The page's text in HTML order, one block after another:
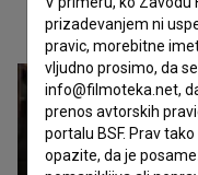
prizadevanjem ni
pravic, morebitne
vljudno prosimo, da
info@filmoteka.net,
prenos avtorskih
portalu BSF. Prav
opazite, da je